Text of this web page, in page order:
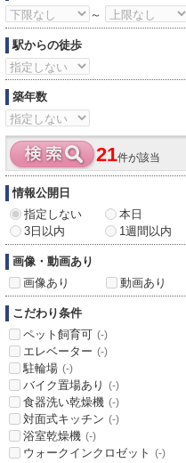
～
駅からの徒歩
築年数
21件が該当
情報公開日
指定しない
本日
3日以内
1週間以内
画像・動画あり
画像あり
動画あり
こだわり条件
ペット飼育可 (-)
エレベーター (-)
駐輪場 (-)
バイク置場あり (-)
食器洗い乾燥機 (-)
対面式キッチン (-)
浴室乾燥機 (-)
ウォークインクロゼット (-)